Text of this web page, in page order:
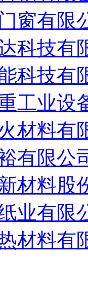
窗有限
科技有
科技有
工业设
材料有
有限公
材料股
业有限
材料有